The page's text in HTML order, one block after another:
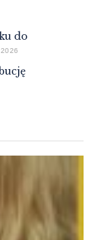
do